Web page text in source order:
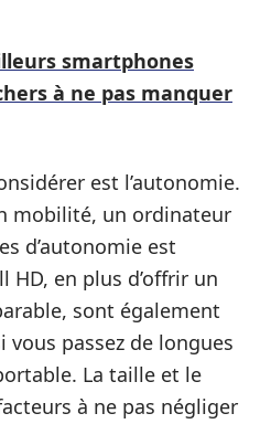
smartphones
à ne pas manquer
est l’autonomie.
mobilité, un ordinateur
d’autonomie est
HD, en plus d’offrir un
sont également
passez de longues
La taille et le
à ne pas négliger